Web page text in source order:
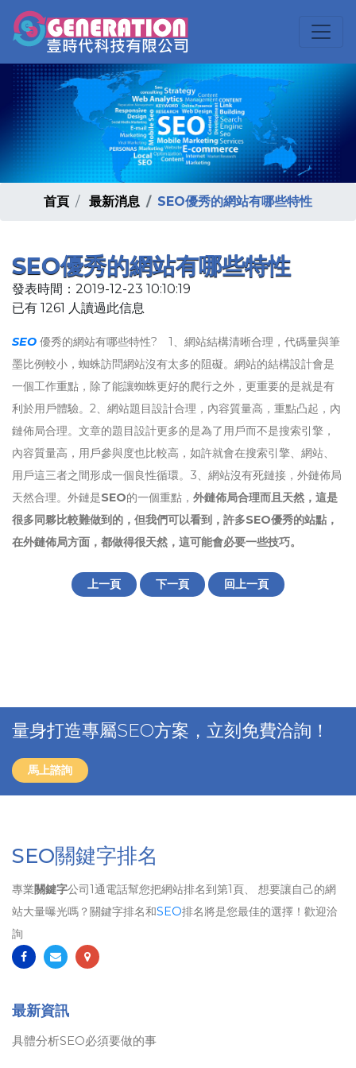
首頁 最新消息 SEO優秀的網站有哪些特性
SEO優秀的網站有哪些特性
發表時間：2019-12-23 10:10:19
已有 1261 人讀過此信息
SEO 優秀的網站有哪些特性? 1、網站結構清晰合理，代碼量與筆
墨比例較小，蜘蛛訪問網站沒有太多的阻礙。網站的結構設計會是
一個工作重點，除了能讓蜘蛛更好的爬行之外，更重要的是就是有
利於用戶體驗。2、網站題目設計合理，內容質量高，重點凸起，內
鏈佈局合理。文章的題目設計更多的是為了用戶而不是搜索引擎，
內容質量高，用戶參與度也比較高，如許就會在搜索引擎、網站、
用戶這三者之間形成一個良性循環。3、網站沒有死鏈接，外鏈佈局
天然合理。外鏈是SEO的一個重點， 外鏈佈局合理而且天然，這是
很多同夥比較難做到的，但我們可以看到，許多SEO優秀的站點，
在外鏈佈局方面，都做得很天然，這可能會必要一些技巧。
上一頁 下一頁 回上一頁
量身打造專屬SEO方案，立刻免費洽詢！
馬上諮詢
SEO關鍵字排名
專業關鍵字公司1通電話幫您把網站排名到第1頁、 想要讓自己的網
站大量曝光嗎？關鍵字排名和SEO排名將是您最佳的選擇！歡迎洽
詢
最新資訊
具體分析SEO必須要做的事